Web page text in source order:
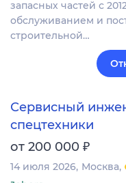
запасных частей с
обслуживанием и
строительной…
Сервисный
спецтехники
от 200 000 ₽
14 июля 2026 Москва